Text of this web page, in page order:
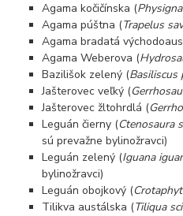
Agama kočičínska (
Agama púštna (Trapelus
Agama bradatá
Agama Weberova (
Bazilišok zelený (
Jašterovec veľký (
Jašterovec žltohrdlá (
Leguán čierny (Ctenosaura
sú prevažne bylinožravci)
Leguán zelený (Iguana
bylinožravci)
Leguán obojkový (
Tilikva austálska (Tiliqua